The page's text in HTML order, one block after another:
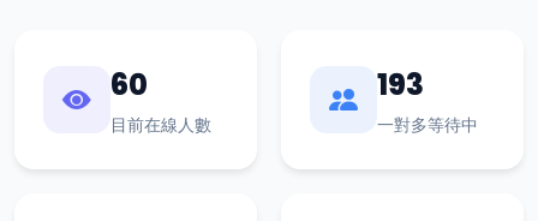
60
目前在線人數
193
一對多等待中